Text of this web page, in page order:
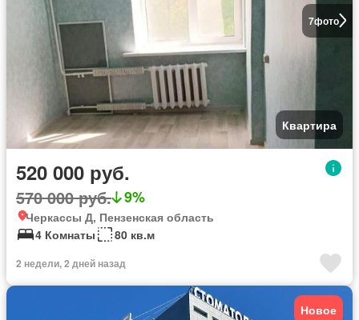
7фото
Квартира
520 000 руб.
570 000 руб. 9%
Черкассы Д, Пензенская область
4 Комнаты
80 кв.м
2 недели, 2 дней назад
Новое